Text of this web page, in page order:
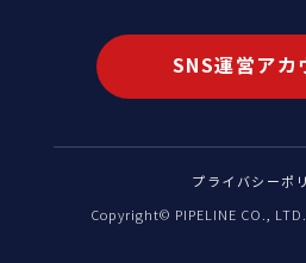
SNS運営アカ
プライバシーポ
Copyright© PIPELINE CO.,